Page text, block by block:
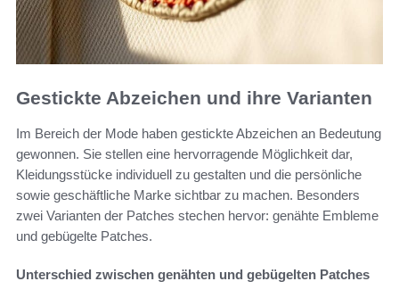
Gestickte Abzeichen und ihre Varianten
Im Bereich der Mode haben gestickte Abzeichen an Bedeutung
gewonnen. Sie stellen eine hervorragende Möglichkeit dar,
Kleidungsstücke individuell zu gestalten und die persönliche
sowie geschäftliche Marke sichtbar zu machen. Besonders
zwei Varianten der Patches stechen hervor: genähte Embleme
und gebügelte Patches.
Unterschied zwischen genähten und gebügelten Patches